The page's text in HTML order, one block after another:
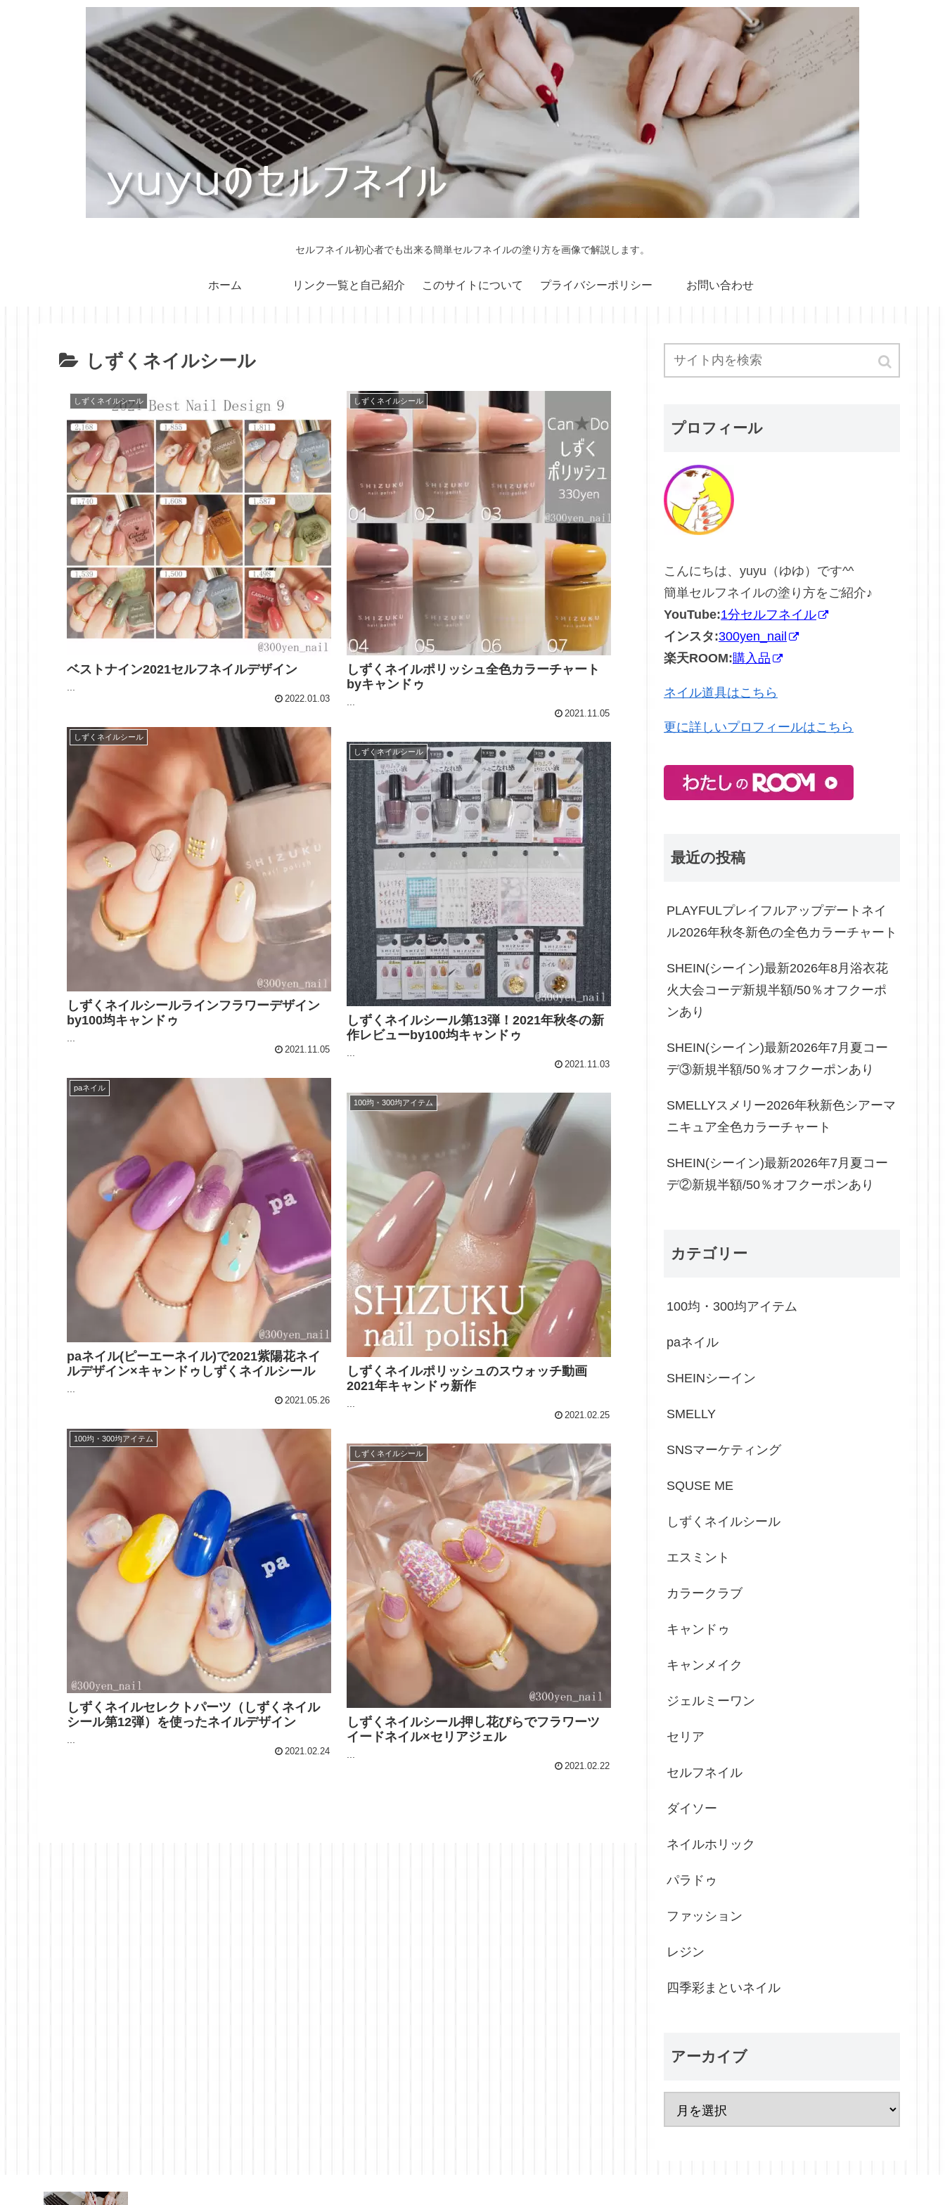
セルフネイル初心者でも出来る簡単セルフネイルの塗り方を画像で解説します。
ホーム リンク一覧と自己紹介 このサイトについて プライバシーポリシー お問い合わせ
しずくネイルシール
しずくネイルシール
ベストナイン2021セルフネイルデザイン
2022.01.03
しずくネイルシール
しずくネイルポリッシュ全色カラーチャート
byキャンドゥ
2021.11.05
しずくネイルシール
しずくネイルシールラインフラワーデザイン
by100均キャンドゥ
2021.11.05
しずくネイルシール
しずくネイルシール第13弾！2021年秋冬の新
作レビューby100均キャンドゥ
2021.11.03
paネイル
paネイル(ピーエーネイル)で2021紫陽花ネイ
ルデザイン×キャンドゥしずくネイルシール
2021.05.26
100均・300均アイテム
しずくネイルポリッシュのスウォッチ動画
2021年キャンドゥ新作
2021.02.25
100均・300均アイテム
しずくネイルセレクトパーツ（しずくネイル
シール第12弾）を使ったネイルデザイン
2021.02.24
しずくネイルシール
しずくネイルシール押し花びらでフラワーツ
イードネイル×セリアジェル
2021.02.22
プロフィール
こんにちは、yuyu（ゆゆ）です^^
簡単セルフネイルの塗り方をご紹介♪
YouTube:1分セルフネイル
インスタ:300yen_nail
楽天ROOM:購入品
ネイル道具はこちら
更に詳しいプロフィールはこちら
最近の投稿
PLAYFULプレイフルアップデートネイ
ル2026年秋冬新色の全色カラーチャート
SHEIN(シーイン)最新2026年8月浴衣花
火大会コーデ新規半額/50％オフクーポ
ンあり
SHEIN(シーイン)最新2026年7月夏コー
デ③新規半額/50％オフクーポンあり
SMELLYスメリー2026年秋新色シアーマ
ニキュア全色カラーチャート
SHEIN(シーイン)最新2026年7月夏コー
デ②新規半額/50％オフクーポンあり
カテゴリー
100均・300均アイテム
paネイル
SHEINシーイン
SMELLY
SNSマーケティング
SQUSE ME
しずくネイルシール
エスミント
カラークラブ
キャンドゥ
キャンメイク
ジェルミーワン
セリア
セルフネイル
ダイソー
ネイルホリック
パラドゥ
ファッション
レジン
四季彩まといネイル
アーカイブ